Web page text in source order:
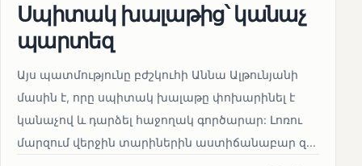
Սպիտակ խալաթից՝ կանաչ
պարտեզ
Այս պատմությունը բժշկուհի Աննա Ալթունյանի
մասին է, որը սպիտակ խալաթը փոխարինել է
կանաչով և դարձել հաջողակ գործարար: Լոռու
մարզում վերջին տարիներին աստիճանաբար զ...